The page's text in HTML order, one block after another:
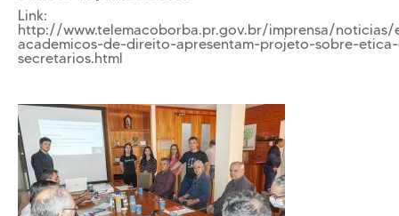
Biblioteca
Centro Laboratorial Professor Ivo Neitzel
Nossas Unidades
Revista Informando
PRIVACIDADE
Nossa Política de Privacidade
Link:
http://www.telemacoborba.pr.gov.br/imprensa/noticias/
academicos-de-direito-apresentam-projeto-sobre-
secretarios.html